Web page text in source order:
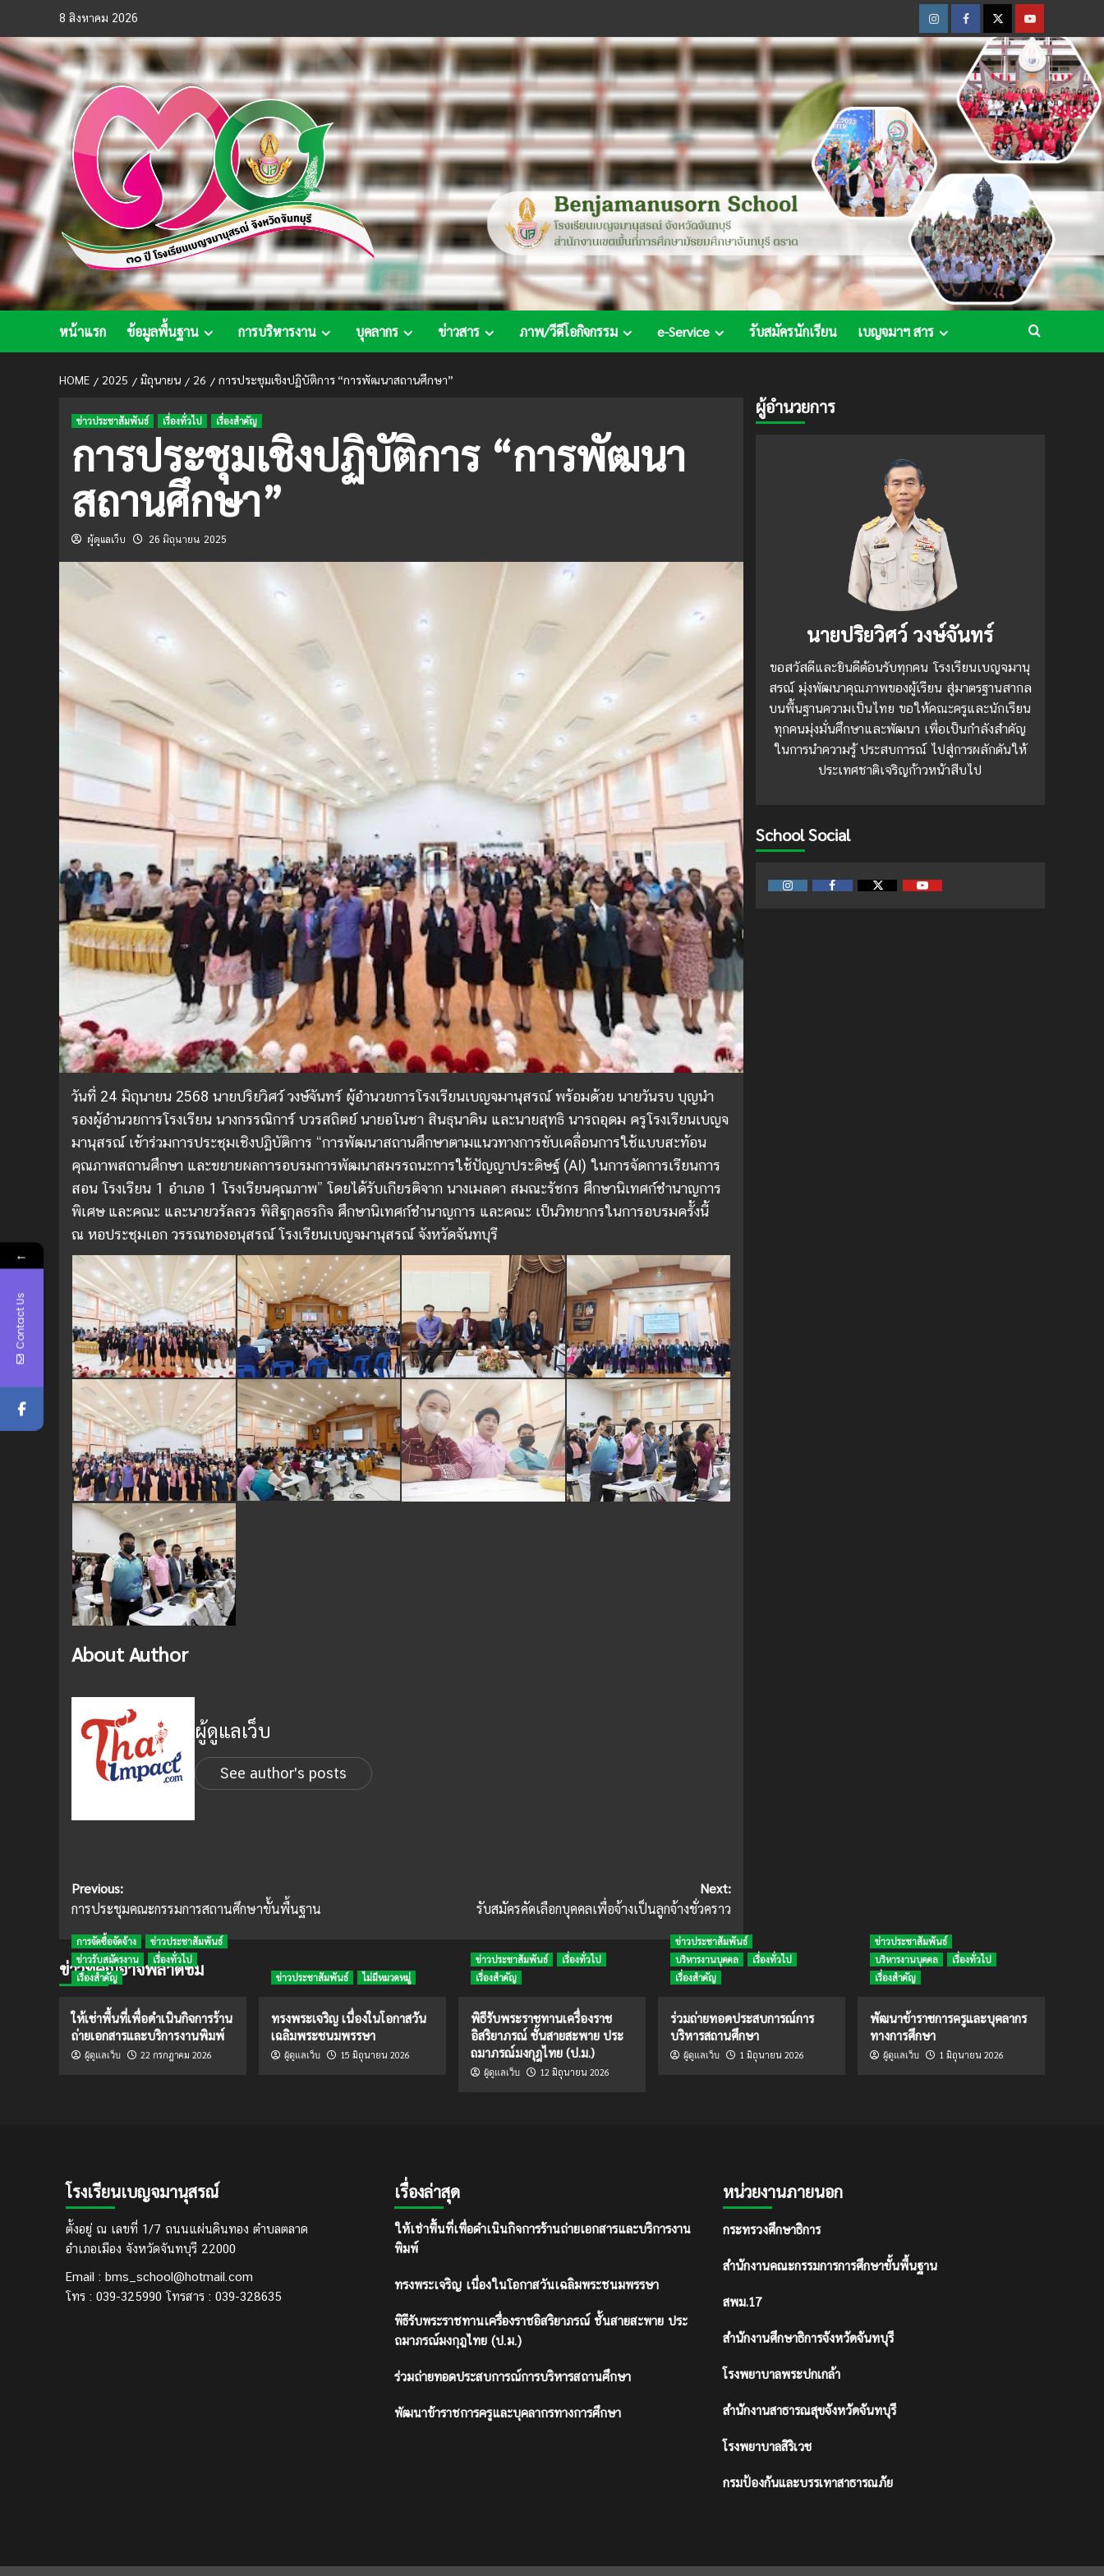
content
8 สิงหาคม 2026
InstagramFacebookTwitterYoutube
หน้าแรก ข้อมูลพื้นฐาน การบริหารงาน บุคลากร ข่าวสาร ภาพ/วีดีโอกิจกรรม e-Service รับสมัครนักเรียน เบญจมาฯ สาร
HOME 2025 มิถุนายน 26 การประชุมเชิงปฏิบัติการ “การพัฒนาสถานศึกษา”
ข่าวประชาสัมพันธ์ เรื่องทั่วไป เรื่องสำคัญ
การประชุมเชิงปฏิบัติการ “การพัฒนา
สถานศึกษา”
ผู้ดูแลเว็บ 26 มิถุนายน 2025
วันที่ 24 มิถุนายน 2568 นายปริยวิศว์ วงษ์จันทร์ ผู้อำนวยการโรงเรียนเบญจมานุสรณ์ พร้อมด้วย นายวันรบ บุญนำ
รองผู้อำนวยการโรงเรียน นางกรรณิการ์ บวรสถิตย์ นายอโนชา สินธุนาคิน และนายสุทธิ นารถอุดม ครูโรงเรียนเบญจ
มานุสรณ์ เข้าร่วมการประชุมเชิงปฏิบัติการ “การพัฒนาสถานศึกษาตามแนวทางการขับเคลื่อนการใช้แบบสะท้อน
คุณภาพสถานศึกษา และขยายผลการอบรมการพัฒนาสมรรถนะการใช้ปัญญาประดิษฐ์ (AI) ในการจัดการเรียนการ
สอน โรงเรียน 1 อำเภอ 1 โรงเรียนคุณภาพ” โดยได้รับเกียรติจาก นางเมลดา สมณะรัชกร ศึกษานิเทศก์ชำนาญการ
พิเศษ และคณะ และนายวรัลลวร พิสิฐกุลธรกิจ ศึกษานิเทศก์ชำนาญการ และคณะ เป็นวิทยากรในการอบรมครั้งนี้
ณ หอประชุมเอก วรรณทองอนุสรณ์ โรงเรียนเบญจมานุสรณ์ จังหวัดจันทบุรี
About Author
ผู้ดูแลเว็บ
See author's posts
Post
navigation
Previous:
การประชุมคณะกรรมการสถานศึกษาขั้นพื้นฐาน
Next:
รับสมัครคัดเลือกบุคคลเพื่อจ้างเป็นลูกจ้างชั่วคราว
ผู้อำนวยการ
นายปริยวิศว์ วงษ์จันทร์
ขอสวัสดีและยินดีต้อนรับทุกคน โรงเรียนเบญจมานุ
สรณ์ มุ่งพัฒนาคุณภาพของผู้เรียน สู่มาตรฐานสากล
บนพื้นฐานความเป็นไทย ขอให้คณะครูและนักเรียน
ทุกคนมุ่งมั่นศึกษาและพัฒนา เพื่อเป็นกำลังสำคัญ
ในการนำความรู้ ประสบการณ์ ไปสู่การผลักดันให้
ประเทศชาติเจริญก้าวหน้าสืบไป
School Social
InstagramFacebookTwitter Youtube
ข่าวที่คุณอาจพลาดชม
การจัดซื้อจัดจ้าง
ข่าวประชาสัมพันธ์
ข่าวรับสมัครงาน
เรื่องทั่วไป
เรื่องสำคัญ
ให้เช่าพื้นที่เพื่อดำเนินกิจการร้าน
ถ่ายเอกสารและบริการงานพิมพ์
ผู้ดูแลเว็บ 22 กรกฎาคม 2026
ข่าวประชาสัมพันธ์ ไม่มีหมวดหมู่
ทรงพระเจริญ เนื่องในโอกาสวัน
เฉลิมพระชนมพรรษา
ผู้ดูแลเว็บ 15 มิถุนายน 2026
ข่าวประชาสัมพันธ์
เรื่องทั่วไป
เรื่องสำคัญ
พิธีรับพระราชทานเครื่องราช
อิสริยาภรณ์ ชั้นสายสะพาย ประ
ถมาภรณ์มงกุฎไทย (ป.ม.)
ผู้ดูแลเว็บ 12 มิถุนายน 2026
ข่าวประชาสัมพันธ์
บริหารงานบุคคล
เรื่องทั่วไป
เรื่องสำคัญ
ร่วมถ่ายทอดประสบการณ์การ
บริหารสถานศึกษา
ผู้ดูแลเว็บ 1 มิถุนายน 2026
ข่าวประชาสัมพันธ์
บริหารงานบุคคล
เรื่องทั่วไป
เรื่องสำคัญ
พัฒนาข้าราชการครูและบุคลากร
ทางการศึกษา
ผู้ดูแลเว็บ 1 มิถุนายน 2026
โรงเรียนเบญจมานุสรณ์
ตั้งอยู่ ณ เลขที่ 1/7 ถนนแผ่นดินทอง ตำบลตลาด
อำเภอเมือง จังหวัดจันทบุรี 22000
Email : bms_school@hotmail.com
โทร : 039-325990 โทรสาร : 039-328635
เรื่องล่าสุด
ให้เช่าพื้นที่เพื่อดำเนินกิจการร้านถ่ายเอกสารและบริการงาน
พิมพ์
ทรงพระเจริญ เนื่องในโอกาสวันเฉลิมพระชนมพรรษา
พิธีรับพระราชทานเครื่องราชอิสริยาภรณ์ ชั้นสายสะพาย ประ
ถมาภรณ์มงกุฎไทย (ป.ม.)
ร่วมถ่ายทอดประสบการณ์การบริหารสถานศึกษา
พัฒนาข้าราชการครูและบุคลากรทางการศึกษา
หน่วยงานภายนอก
กระทรวงศึกษาธิการ
สำนักงานคณะกรรมการการศึกษาขั้นพื้นฐาน
สพม.17
สำนักงานศึกษาธิการจังหวัดจันทบุรี
โรงพยาบาลพระปกเกล้า
สำนักงานสาธารณสุขจังหวัดจันทบุรี
โรงพยาบาลสิริเวช
กรมป้องกันและบรรเทาสาธารณภัย
←
Contact Us